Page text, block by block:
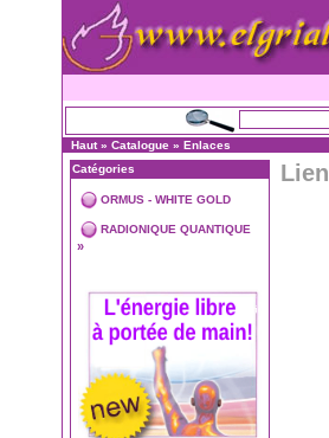
Haut» Catalogue » Enlaces
Catégories
ORMUS - WHITE GOLD
RADIONIQUE QUANTIQUE
»
Lien